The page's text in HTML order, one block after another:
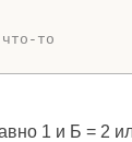
то
1 и Б = 2